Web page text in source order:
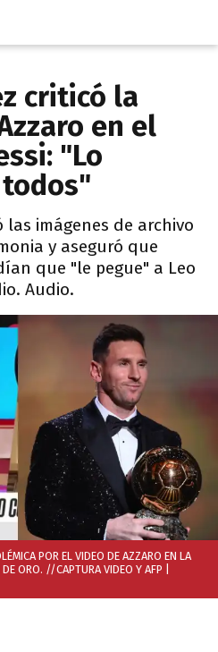
criticó la
en el
"Lo
imágenes de archivo
y aseguró que
que "le pegue" a Leo
Audio.
POR EL VIDEO DE AZZARO EN LA
DE ORO. //CAPTURA VIDEO Y AFP